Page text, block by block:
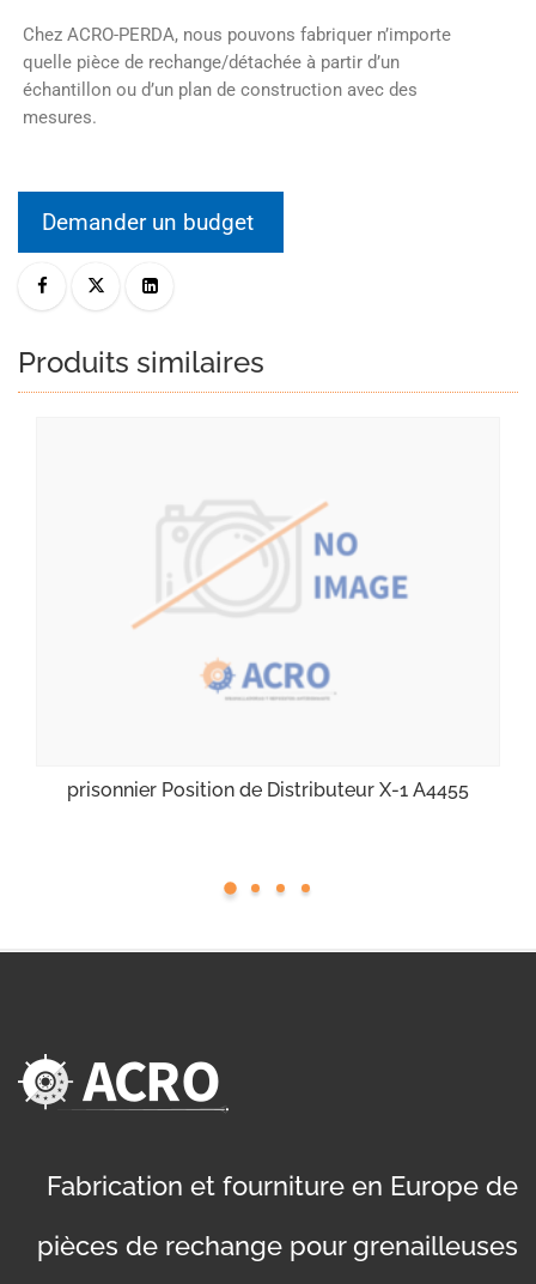
Chez ACRO-PERDA, nous pouvons fabriquer n’importe
quelle pièce de rechange/détachée à partir d’un
échantillon ou d’un plan de construction avec des
mesures.
Demander un budget
Produits similaires
prisonnier Position de Distributeur X-1 A4455
Fabrication et fourniture en Europe de
pièces de rechange pour grenailleuses